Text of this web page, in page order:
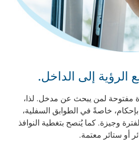
الرؤية إلى الداخل.
مفتوحة لمن يبحث عن مدخل. لذا،
خاصةً في الطوابق السفلية،
وجيزة. كما يُنصح بتغطية النوافذ
أو ستائر معتمة.